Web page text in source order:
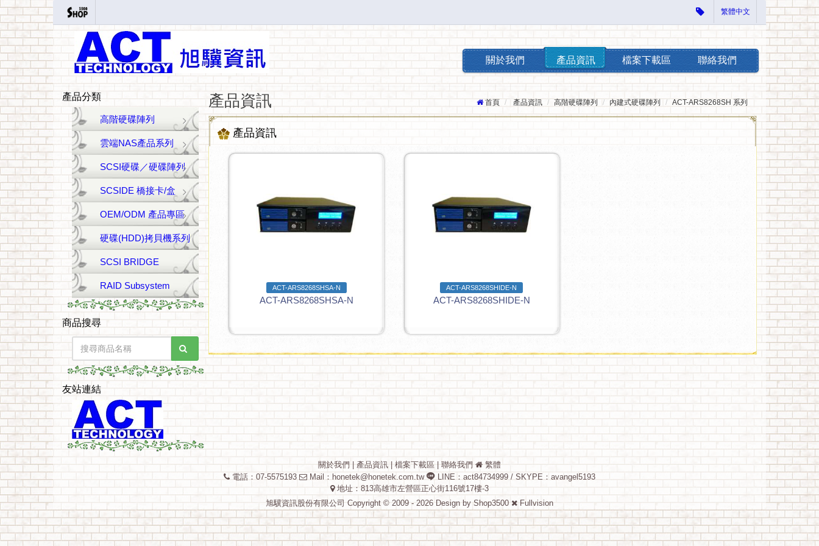
繁體中文
關於我們 產品資訊 檔案下載區 聯絡我們
產品分類
高階硬碟陣列
雲端NAS產品系列
SCSI硬碟／硬碟陣列
SCSIDE 橋接卡/盒
OEM/ODM 產品專區
硬碟(HDD)拷貝機系列
SCSI BRIDGE
RAID Subsystem
商品搜尋
友站連結
產品資訊 首頁 產品資訊 高階硬碟陣列 內建式硬碟陣列 ACT-ARS8268SH 系列
產品資訊
ACT-ARS8268SHSA-N
ACT-ARS8268SHSA-N
ACT-ARS8268SHIDE-N
ACT-ARS8268SHIDE-N
關於我們 | 產品資訊 | 檔案下載區 | 聯絡我們
繁體
電話：07-5575193
Mail： honetek@honetek.com.tw
LINE：act84734999 / SKYPE：avangel5193
地址：813高雄市左營區正心街116號17樓-3
旭驥資訊股份有限公司 Copyright © 2009 - 2026 Design byShop3500 Fullvision